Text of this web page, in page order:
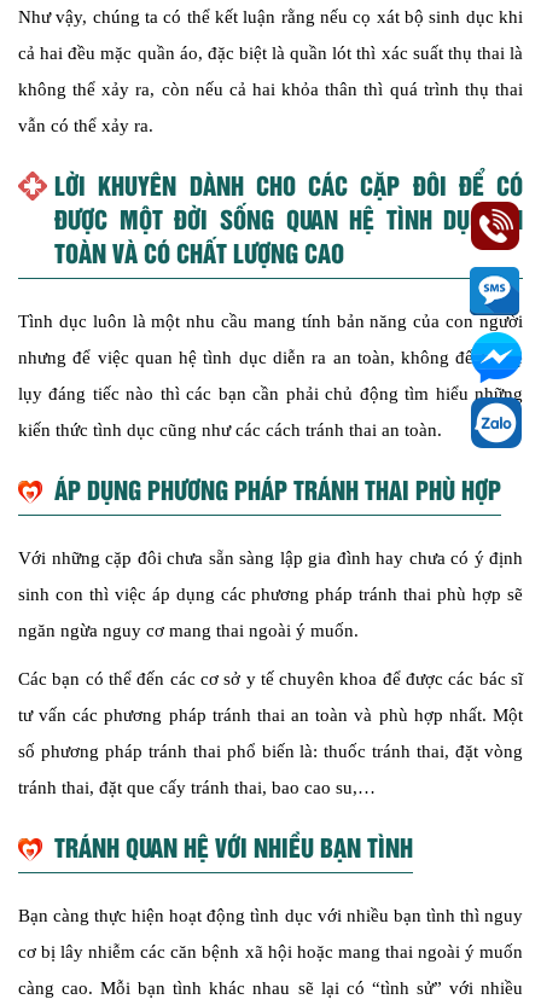
Như vậy, chúng ta có thể kết luận rằng nếu cọ xát bộ sinh dục khi
cả hai đều mặc quần áo, đặc biệt là quần lót thì xác suất thụ thai là
không thể xảy ra, còn nếu cả hai khỏa thân thì quá trình thụ thai
vẫn có thể xảy ra.
LỜI KHUYÊN DÀNH CHO CÁC CẶP ĐÔI ĐỂ CÓ
ĐƯỢC MỘT ĐỜI SỐNG QUAN HỆ TÌNH DỤC AN
TOÀN VÀ CÓ CHẤT LƯỢNG CAO
Tình dục luôn là một nhu cầu mang tính bản năng của con người
nhưng để việc quan hệ tình dục diễn ra an toàn, không để lại hệ
lụy đáng tiếc nào thì các bạn cần phải chủ động tìm hiểu những
kiến thức tình dục cũng như các cách tránh thai an toàn.
ÁP DỤNG PHƯƠNG PHÁP TRÁNH THAI PHÙ HỢP
Với những cặp đôi chưa sẵn sàng lập gia đình hay chưa có ý định
sinh con thì việc áp dụng các phương pháp tránh thai phù hợp sẽ
ngăn ngừa nguy cơ mang thai ngoài ý muốn.
Các bạn có thể đến các cơ sở y tế chuyên khoa để được các bác sĩ
tư vấn các phương pháp tránh thai an toàn và phù hợp nhất. Một
số phương pháp tránh thai phổ biến là: thuốc tránh thai, đặt vòng
tránh thai, đặt que cấy tránh thai, bao cao su,…
TRÁNH QUAN HỆ VỚI NHIỀU BẠN TÌNH
Bạn càng thực hiện hoạt động tình dục với nhiều bạn tình thì nguy
cơ bị lây nhiễm các căn bệnh xã hội hoặc mang thai ngoài ý muốn
càng cao. Mỗi bạn tình khác nhau sẽ lại có “tình sử” với nhiều